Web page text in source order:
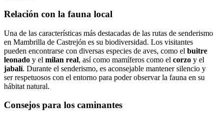
Relación con la fauna local
Una de las características más destacadas de las rutas de senderismo
en Mambrilla de Castrejón es su biodiversidad. Los visitantes
pueden encontrarse con diversas especies de aves, como el buitre
leonado y el milan real, así como mamíferos como el corzo y el
jabalí. Durante el senderismo, es aconsejable mantener silencio y
ser respetuosos con el entorno para poder observar la fauna en su
hábitat natural.
Consejos para los caminantes